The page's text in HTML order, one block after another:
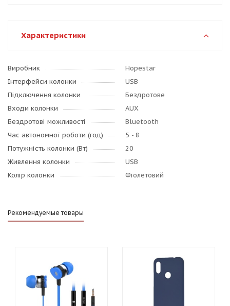
Характеристики
Виробник
Hopestar
Інтерфейси колонки
USB
Підключення колонки
Бездротове
Входи колонки
AUX
Бездротові можливості
Bluetooth
Час автономної роботи (год)
5 - 8
Потужність колонки (Вт)
20
Живлення колонки
USB
Колір колонки
Фіолетовий
Рекомендуемые товары